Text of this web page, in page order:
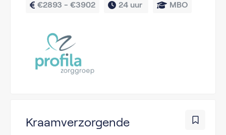
€2893 - €3902 24 uur MBO
Kraamverzorgende